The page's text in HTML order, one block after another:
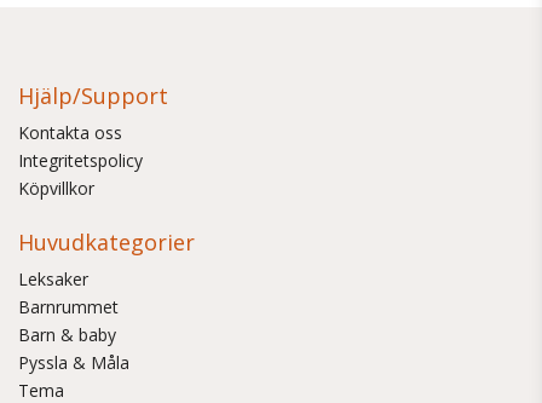
Hjälp/Support
Kontakta oss
Integritetspolicy
Köpvillkor
Huvudkategorier
Leksaker
Barnrummet
Barn & baby
Pyssla & Måla
Tema